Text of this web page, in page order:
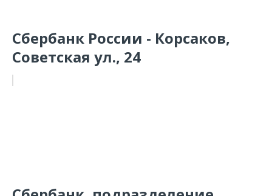
Сбербанк России - Корсаков,
Советская ул., 24